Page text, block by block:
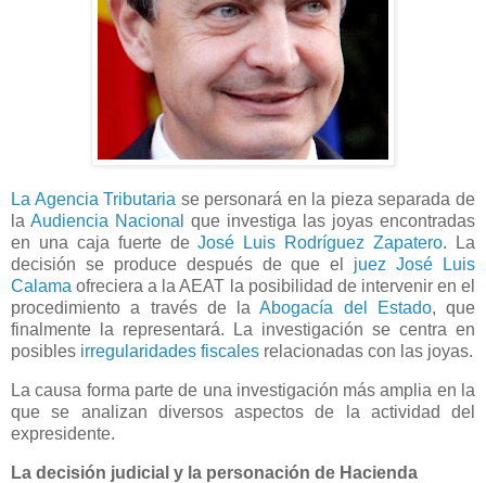
La Agencia Tributaria se personará en la pieza separada de
la Audiencia Nacional
que investiga las joyas encontradas
en una caja fuerte deJosé Luis Rodríguez Zapatero. La
decisión se produce después de que el juez José Luis
Calama ofreciera a la AEAT la posibilidad de intervenir en el
procedimiento a través de laAbogacía del Estado, que
finalmente la representará. La investigación se centra en
posibles irregularidades fiscales relacionadas con las joyas.
La causa forma parte de una investigación más amplia en la
que se analizan diversos aspectos de la actividad del
expresidente.
La decisión judicial y la personación de Hacienda